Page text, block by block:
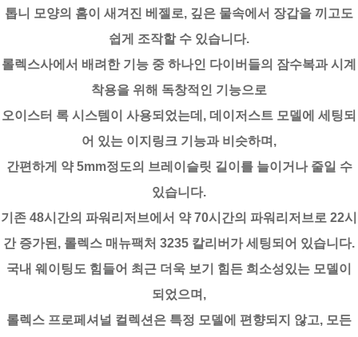
톱니 모양의 홈이 새겨진 베젤로, 깊은 물속에서 장갑을 끼고도
쉽게 조작할 수 있습니다.
롤렉스사에서 배려한 기능 중 하나인 다이버들의 잠수복과 시계
착용을 위해 독창적인 기능으로
오이스터 록 시스템이 사용되었는데, 데이저스트 모델에 세팅되
어 있는 이지링크 기능과 비슷하며,
간편하게 약 5mm정도의 브레이슬릿 길이를 늘이거나 줄일 수
있습니다.
기존 48시간의 파워리저브에서 약 70시간의 파워리저브로 22시
간 증가된, 롤렉스 매뉴팩처 3235 칼리버가 세팅되어 있습니다.
국내 웨이팅도 힘들어 최근 더욱 보기 힘든 희소성있는 모델이
되었으며,
롤렉스 프로페셔널 컬렉션은 특정 모델에 편향되지 않고, 모든